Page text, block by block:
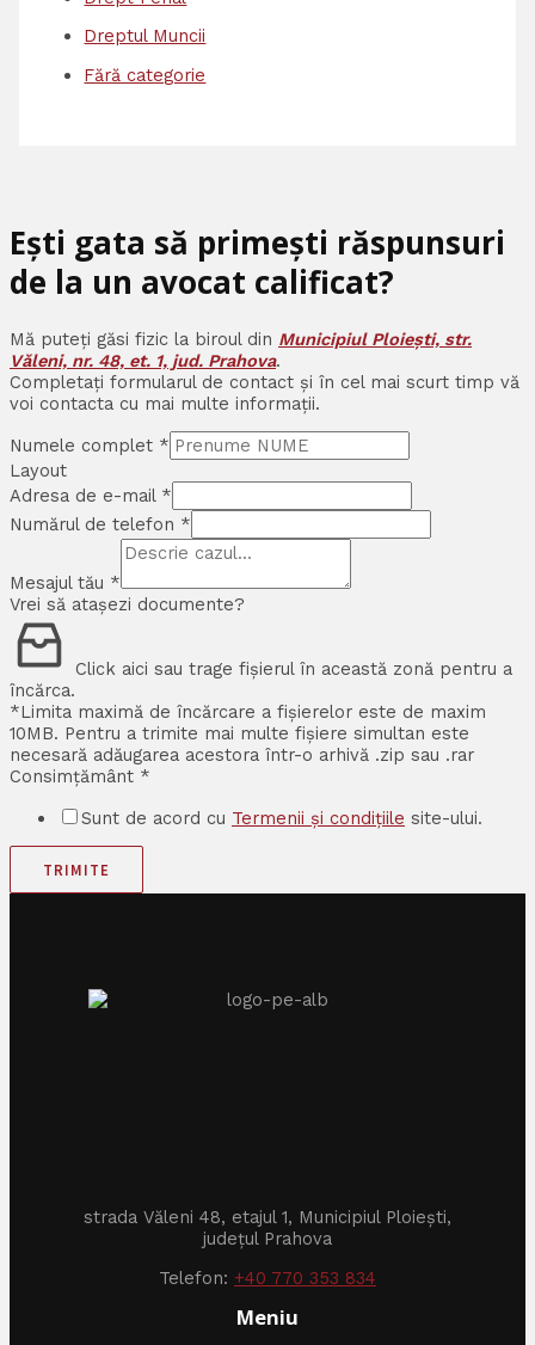
Dreptul Muncii
Fără categorie
Ești gata să primești răspunsuri
de la un avocat calificat?
Mă puteți găsi fizic la biroul din Municipiul Ploiești, str.
Văleni, nr. 48, et. 1, jud. Prahova.
Completați formularul de contact și în cel mai scurt timp vă
voi contacta cu mai multe informații.
Numele complet *
Layout
Adresa de e-mail *
Numărul de telefon *
Mesajul tău *
Vrei să atașezi documente?
Click aici sau trage fișierul în această zonă pentru a
încărca.
*Limita maximă de încărcare a fișierelor este de maxim
10MB. Pentru a trimite mai multe fișiere simultan este
necesară adăugarea acestora într-o arhivă .zip sau .rar
Consimțământ *
Sunt de acord cu Termenii și condițiile site-ului.
TRIMITE
strada Văleni 48, etajul 1, Municipiul Ploiești,
județul Prahova
Telefon: +40 770 353 834
Meniu